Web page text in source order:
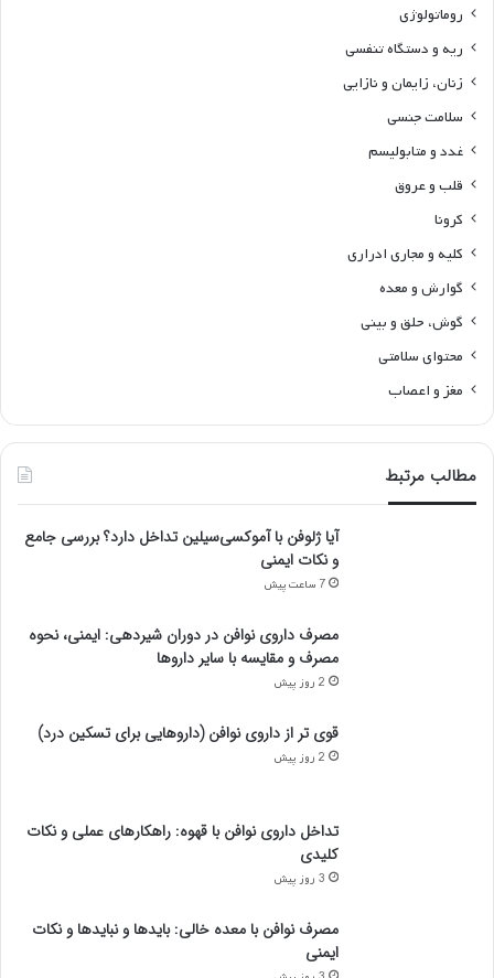
روماتولوژی
ریه و دستگاه تنفسی
زنان، زایمان و نازایی
سلامت جنسی
غدد و متابولیسم
قلب و عروق
کرونا
کلیه و مجاری ادراری
گوارش و معده
گوش، حلق و بینی
محتوای سلامتی
مغز و اعصاب
مطالب مرتبط
آیا ژلوفن با آموکسی‌سیلین تداخل دارد؟ بررسی جامع
و نکات ایمنی
7 ساعت پیش
مصرف داروی نوافن در دوران شیردهی: ایمنی، نحوه
مصرف و مقایسه با سایر داروها
2 روز پیش
قوی تر از داروی نوافن (داروهایی برای تسکین درد)
2 روز پیش
تداخل داروی نوافن با قهوه: راهکارهای عملی و نکات
کلیدی
3 روز پیش
مصرف نوافن با معده خالی: بایدها و نبایدها و نکات
ایمنی